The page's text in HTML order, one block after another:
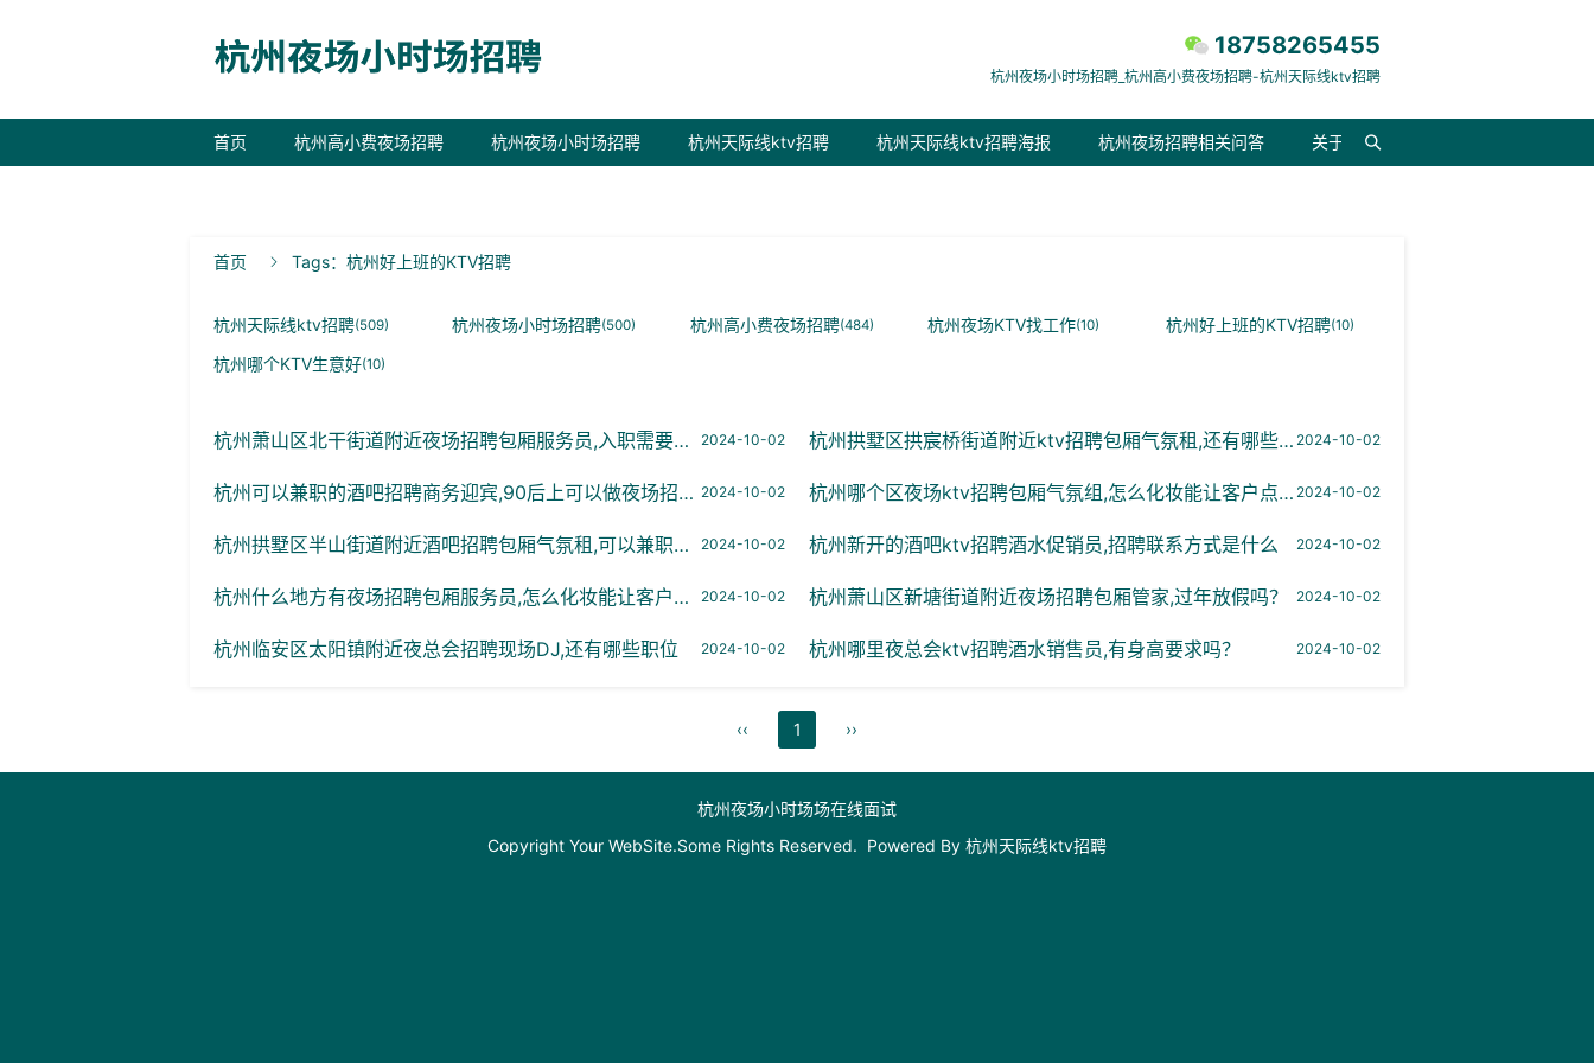
18758265455
杭州夜场小时场招聘_杭州高小费夜场招聘-杭州天际线ktv招聘
首页 杭州高小费夜场招聘 杭州夜场小时场招聘 杭州天际线ktv招聘 杭州天际线ktv招聘海报 杭州夜场招聘相关问答 关于我们
首页  Tags：杭州好上班的KTV招聘
杭州天际线ktv招聘(509) 杭州夜场小时场招聘(500) 杭州高小费夜场招聘(484) 杭州夜场KTV找工作(10) 杭州好上班的KTV招聘(10)
杭州哪个KTV生意好(10)
2024-10-02
杭州萧山区北干街道附近夜场招聘包厢服务员,入职需要什么条件 2024-10-02
杭州拱墅区拱宸桥街道附近ktv招聘包厢气氛租,还有哪些职位
2024-10-02
杭州可以兼职的酒吧招聘商务迎宾,90后上可以做夜场招聘_ 2024-10-02
杭州哪个区夜场ktv招聘包厢气氛组,怎么化妆能让客户点你的台
2024-10-02
杭州拱墅区半山街道附近酒吧招聘包厢气氛租,可以兼职吗？ 2024-10-02
杭州新开的酒吧ktv招聘酒水促销员,招聘联系方式是什么
2024-10-02
杭州什么地方有夜场招聘包厢服务员,怎么化妆能让客户点你的台 2024-10-02
杭州萧山区新塘街道附近夜场招聘包厢管家,过年放假吗？
2024-10-02
杭州临安区太阳镇附近夜总会招聘现场DJ,还有哪些职位 2024-10-02
杭州哪里夜总会ktv招聘酒水销售员,有身高要求吗？
‹‹ 1 ››
杭州夜场小时场场在线面试
Copyright Your WebSite.Some Rights Reserved. Powered By 杭州天际线ktv招聘